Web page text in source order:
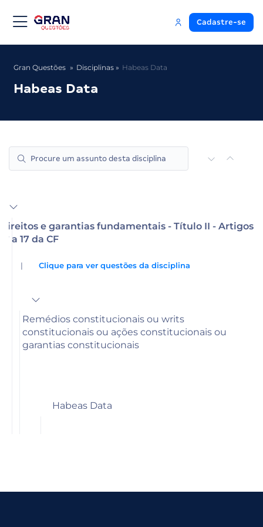
Cadastre-se
Gran Questões Disciplinas Habeas Data
Habeas Data
Direitos e garantias fundamentais - Título II - Artigos
5º a 17 da CF
| Clique para ver questões da disciplina
Remédios constitucionais ou writs
constitucionais ou ações constitucionais ou
garantias constitucionais
Habeas Data